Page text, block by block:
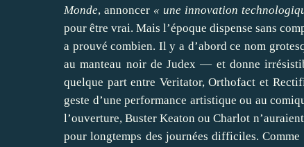
Monde, annoncer « une innovation
pour être vrai. Mais l’époque dispense sans
a prouvé combien. Il y a d’abord ce nom
au manteau noir de Judex — et donne
quelque part entre Veritator, Orthofact et
geste d’une performance artistique ou au
l’ouverture, Buster Keaton ou Charlot
pour longtemps des journées difficiles.